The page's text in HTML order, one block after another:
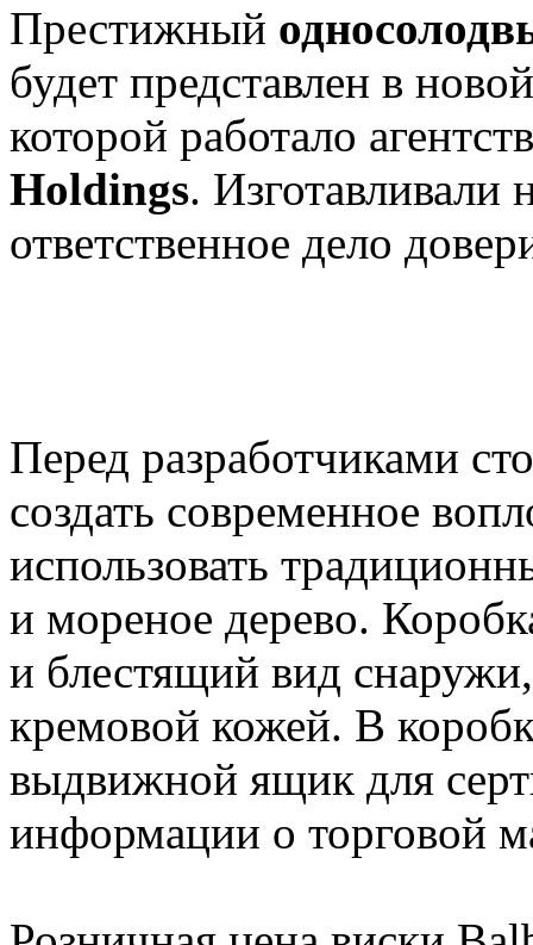
Престижный
будет представлен в
которой работало
Holdings. Изготавливали
ответственное дело
Перед разработчиками
создать современное
использовать
и мореное дерево.
и блестящий вид
кремовой кожей. В
выдвижной ящик для
информации о торговой